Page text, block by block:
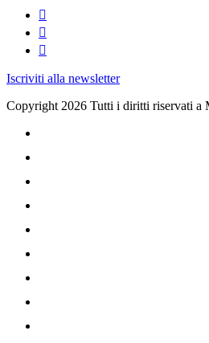
Iscriviti alla newsletter
Copyright 2026 Tutti i diritti riservati a